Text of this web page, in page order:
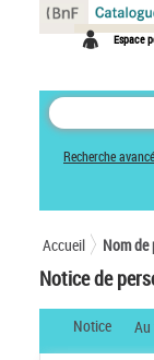
Espace
Recherche
Accueil Nom de
Notice de
Notice
Panneau de gestion des